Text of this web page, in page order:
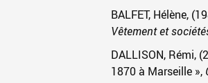
BALFET, Hélène,
Vêtement et
DALLISON, Rémi,
1870 à Marseille »,